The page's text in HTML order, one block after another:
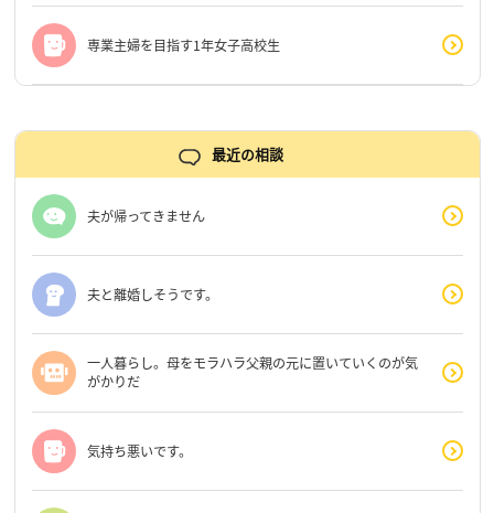
専業主婦を目指す1年女子高校生
最近の相談
夫が帰ってきません
夫と離婚しそうです。
一人暮らし。母をモラハラ父親の元に置いていくのが気
がかりだ
気持ち悪いです。